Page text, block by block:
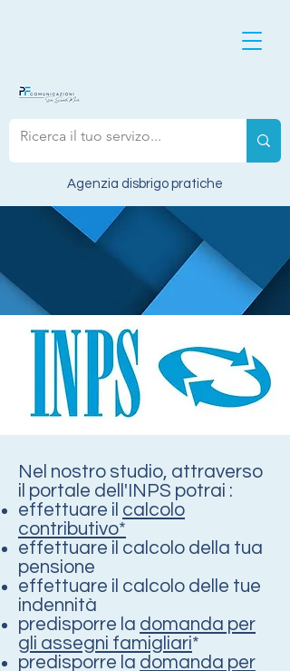
Agenzia disbrigo pratiche
Nel nostro studio, attraverso
il portale dell'INPS potrai :
effettuare il calcolo
contributivo*
effettuare il calcolo della tua
pensione
effettuare il calcolo delle tue
indennità
predisporre la domanda per
gli assegni famigliari*
predisporre la domanda per